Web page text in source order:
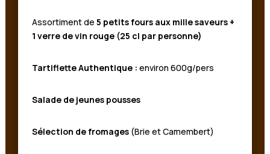
Assortiment de 5 petits fours aux mille saveurs +
1 verre de vin rouge (25 cl par personne)
Tartiflette Authentique : environ 600g/pers
Salade de jeunes pousses
Sélection de fromages (Brie et Camembert)